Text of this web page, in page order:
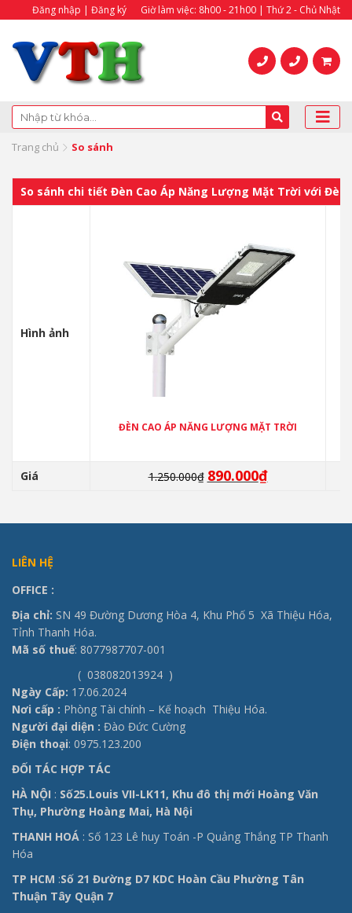
Đăng nhập | Đăng ký Giờ làm việc: 8h00 - 21h00 | Thứ 2 - Chủ Nhật
Trang chủ So sánh
So sánh chi tiết Đèn Cao Áp Năng Lượng Mặt Trời với Đèn
Hình ảnh
ĐÈN CAO ÁP NĂNG LƯỢNG MẶT TRỜI
Giá 1.250.000₫ Giá
1.250.000₫.
890.000₫Giá
là:
LIÊN HỆ
OFFICE :
Địa chỉ: SN 49 Đường Dương Hòa 4, Khu Phố 5 Xã Thiệu Hóa,
Tỉnh Thanh Hóa.
Mã số thuế: 8077987707-001
( 038082013924 )
Ngày Cấp: 17.06.2024
Nơi cấp : Phòng Tài chính – Kế hoạch Thiệu Hóa.
Người đại diện : Đào Đức Cường
Điện thoại: 0975.123.200
ĐỐI TÁC HỢP TÁC
HÀ NỘI : Số25.Louis VII-LK11, Khu đô thị mới Hoàng Văn
Thụ, Phường Hoàng Mai, Hà Nội
THANH HOÁ : Số 123 Lê huy Toán -P Quảng Thắng TP Thanh
Hóa
TP HCM :Số 21 Đường D7 KDC Hoàn Cầu Phường Tân
Thuận Tây Quận 7